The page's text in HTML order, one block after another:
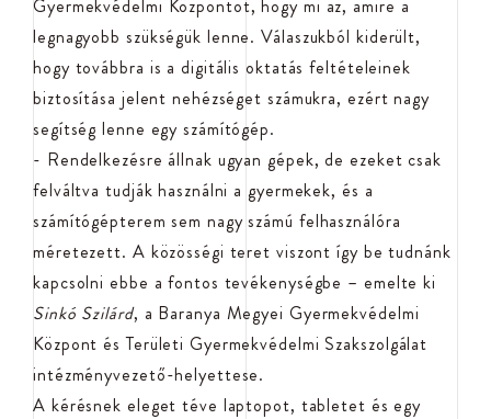
Gyermekvédelmi Központot, hogy mi az, amire a
legnagyobb szükségük lenne. Válaszukból kiderült,
hogy továbbra is a digitális oktatás feltételeinek
biztosítása jelent nehézséget számukra, ezért nagy
segítség lenne egy számítógép.
- Rendelkezésre állnak ugyan gépek, de ezeket csak
felváltva tudják használni a gyermekek, és a
számítógépterem sem nagy számú felhasználóra
méretezett. A közösségi teret viszont így be tudnánk
kapcsolni ebbe a fontos tevékenységbe – emelte ki
Sinkó Szilárd, a Baranya Megyei Gyermekvédelmi
Központ és Területi Gyermekvédelmi Szakszolgálat
intézményvezető-helyettese.
A kérésnek eleget téve laptopot, tabletet és egy